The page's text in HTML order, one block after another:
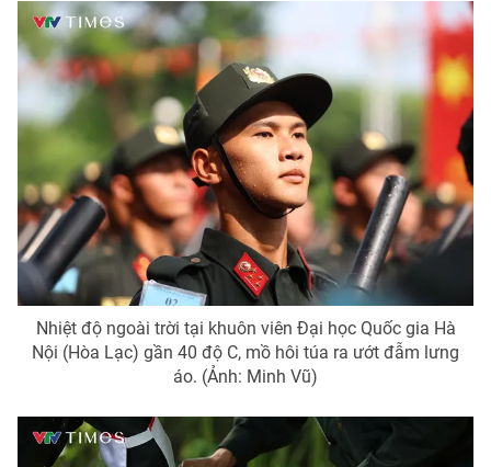
VTV9 VTV8
Liên hệ tòa soạn English
THỜI BÁO VTV
Theo dõi báo trên
Cơ quan báo chí:Thời báo VTV
Giấy phép hoạt động báo in và báo điện tử số 483/GP-BTTTT
Nhiệt độ ngoài trời tại khuôn viên Đại học Quốc gia Hà
Nội (Hòa Lạc) gần 40 độ C, mồ hôi túa ra ướt đẫm lưng
áo. (Ảnh: Minh Vũ)